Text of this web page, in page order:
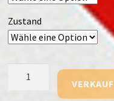
Zustand